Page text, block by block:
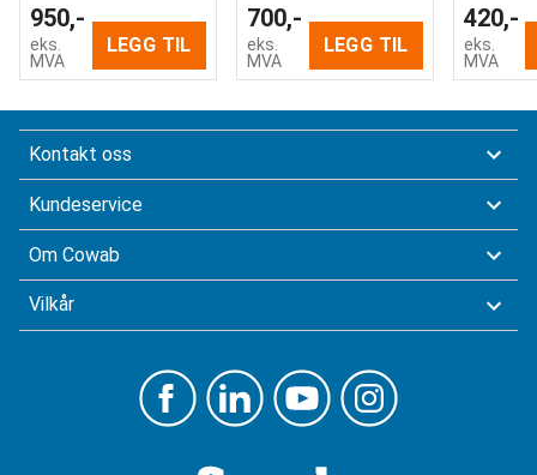
950,-
eks.
MVA
LEGG TIL
700,-
eks.
MVA
LEGG TIL
420,-
eks.
MVA
Kontakt oss
Kundeservice
Om Cowab
Vilkår